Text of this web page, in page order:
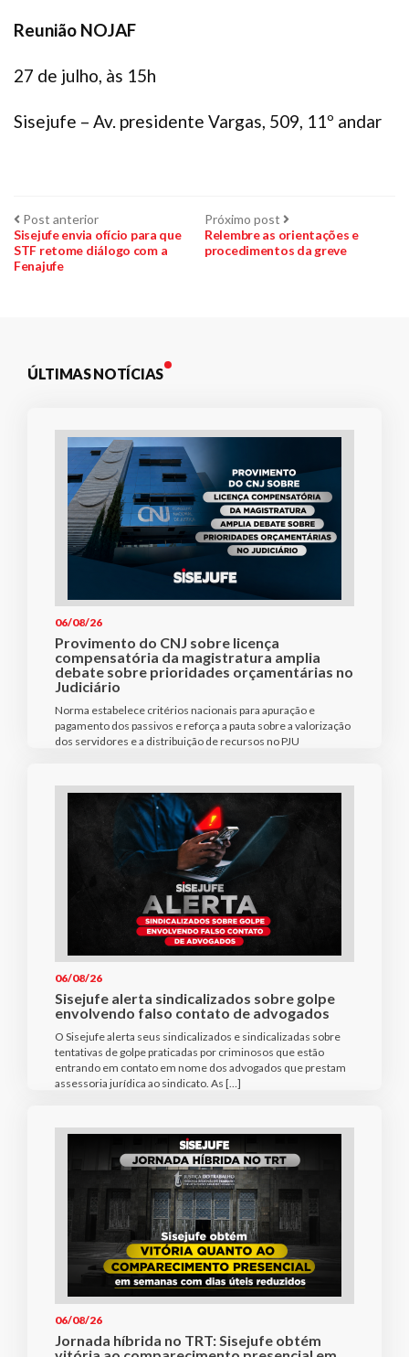
Reunião NOJAF
27 de julho, às 15h
Sisejufe – Av. presidente Vargas, 509, 11º andar
Navegação
de
Post anteriorPost
anterior:
Sisejufe envia ofício para que
STF retome diálogo com a
Fenajufe
Próximo post Próximo
post:
Relembre as orientações e
procedimentos da greve
ÚLTIMAS NOTÍCIAS
06/08/26
Provimento do CNJ sobre licença
compensatória da magistratura amplia
debate sobre prioridades orçamentárias no
Judiciário
Norma estabelece critérios nacionais para apuração e
pagamento dos passivos e reforça a pauta sobre a valorização
dos servidores e a distribuição de recursos no PJU
06/08/26
Sisejufe alerta sindicalizados sobre golpe
envolvendo falso contato de advogados
O Sisejufe alerta seus sindicalizados e sindicalizadas sobre
tentativas de golpe praticadas por criminosos que estão
entrando em contato em nome dos advogados que prestam
assessoria jurídica ao sindicato. As […]
06/08/26
Jornada híbrida no TRT: Sisejufe obtém